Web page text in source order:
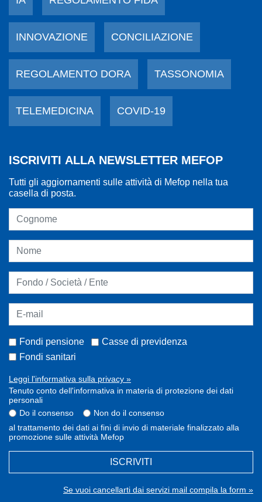
INNOVAZIONE CONCILIAZIONE
REGOLAMENTO DORA TASSONOMIA
TELEMEDICINA COVID-19
ISCRIVITI ALLA NEWSLETTER MEFOP
Tutti gli aggiornamenti sulle attività di Mefop nella tua
casella di posta.
Fondi pensione
Casse di previdenza
Fondi sanitari
Leggi l'informativa sulla privacy »
Tenuto conto dell'informativa in materia di protezione dei dati
personali
Do il consenso
Non do il consenso
al trattamento dei dati ai fini di invio di materiale finalizzato alla
promozione sulle attività Mefop
ISCRIVITI
Se vuoi cancellarti dai servizi mail compila la form »